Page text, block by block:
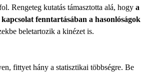
Rengeteg kutatás támasztotta alá, hogy a
fenntartásában a hasonlóságok
beletartozik a kinézet is.
fittyet hány a statisztikai többségre. Be